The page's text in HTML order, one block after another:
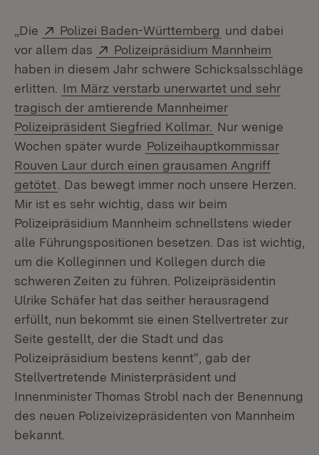
„Die Extern:
Polizei Baden-Württemberg (Öffnet in
und dabei
vor allem das
Extern:
Polizeipräsidium Mannheim
haben in diesem Jahr schwere Schicksalsschläge
erlitten.
Im März verstarb unerwartet und sehr
tragisch der amtierende Mannheimer
Polizeipräsident Siegfried Kollmar. Nur wenige
Wochen später wurde Polizeihauptkommissar
Rouven Laur durch einen grausamen Angriff
getötet . Das bewegt immer noch unsere Herzen.
Mir ist es sehr wichtig, dass wir beim
Polizeipräsidium Mannheim schnellstens wieder
alle Führungspositionen besetzen. Das ist wichtig,
um die Kolleginnen und Kollegen durch die
schweren Zeiten zu führen. Polizeipräsidentin
Ulrike Schäfer hat das seither herausragend
erfüllt, nun bekommt sie einen Stellvertreter zur
Seite gestellt, der die Stadt und das
Polizeipräsidium bestens kennt“, gab der
Stellvertretende Ministerpräsident und
Innenminister Thomas Strobl nach der Benennung
des neuen Polizeivizepräsidenten von Mannheim
bekannt.